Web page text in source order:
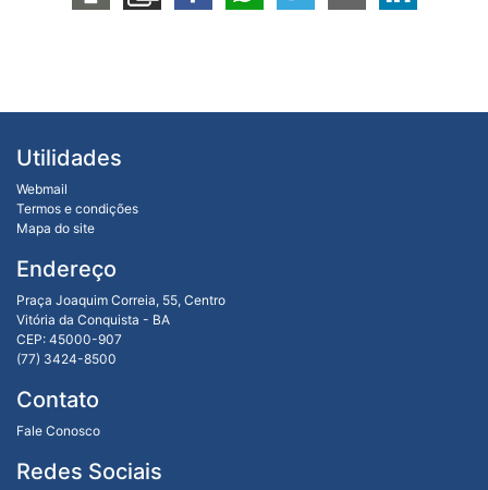
Utilidades
Webmail
Termos e condições
Mapa do site
Endereço
Praça Joaquim Correia, 55, Centro
Vitória da Conquista - BA
CEP: 45000-907
(77) 3424-8500
Contato
Fale Conosco
Redes Sociais